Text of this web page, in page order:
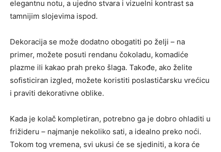
elegantnu notu, a ujedno stvara i vizuelni kontrast sa
tamnijim slojevima ispod.
Dekoracija se može dodatno obogatiti po želji – na
primer, možete posuti rendanu čokoladu, komadiće
plazme ili kakao prah preko šlaga. Takođe, ako želite
sofisticiran izgled, možete koristiti poslastičarsku vrećicu
i praviti dekorativne oblike.
Kada je kolač kompletiran, potrebno ga je dobro ohladiti u
frižideru – najmanje nekoliko sati, a idealno preko noći.
Tokom tog vremena, svi ukusi će se sjediniti, a kora će